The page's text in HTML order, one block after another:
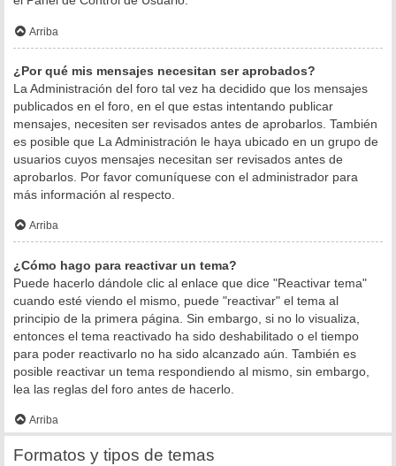
Arriba
¿Por qué mis mensajes necesitan ser aprobados?
La Administración del foro tal vez ha decidido que los mensajes
publicados en el foro, en el que estas intentando publicar
mensajes, necesiten ser revisados antes de aprobarlos. También
es posible que La Administración le haya ubicado en un grupo de
usuarios cuyos mensajes necesitan ser revisados antes de
aprobarlos. Por favor comuníquese con el administrador para
más información al respecto.
Arriba
¿Cómo hago para reactivar un tema?
Puede hacerlo dándole clic al enlace que dice "Reactivar tema"
cuando esté viendo el mismo, puede "reactivar" el tema al
principio de la primera página. Sin embargo, si no lo visualiza,
entonces el tema reactivado ha sido deshabilitado o el tiempo
para poder reactivarlo no ha sido alcanzado aún. También es
posible reactivar un tema respondiendo al mismo, sin embargo,
lea las reglas del foro antes de hacerlo.
Arriba
Formatos y tipos de temas